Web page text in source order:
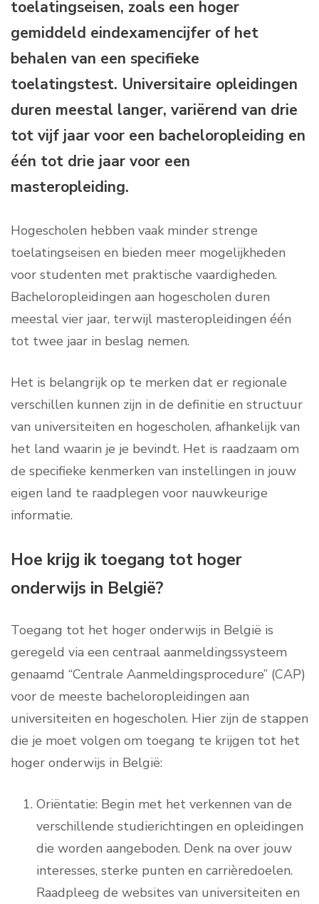
toelatingseisen, zoals een hoger
gemiddeld eindexamencijfer of het
behalen van een specifieke
toelatingstest. Universitaire opleidingen
duren meestal langer, variërend van drie
tot vijf jaar voor een bacheloropleiding en
één tot drie jaar voor een
masteropleiding.
Hogescholen hebben vaak minder strenge
toelatingseisen en bieden meer mogelijkheden
voor studenten met praktische vaardigheden.
Bacheloropleidingen aan hogescholen duren
meestal vier jaar, terwijl masteropleidingen één
tot twee jaar in beslag nemen.
Het is belangrijk op te merken dat er regionale
verschillen kunnen zijn in de definitie en structuur
van universiteiten en hogescholen, afhankelijk van
het land waarin je je bevindt. Het is raadzaam om
de specifieke kenmerken van instellingen in jouw
eigen land te raadplegen voor nauwkeurige
informatie.
Hoe krijg ik toegang tot hoger
onderwijs in België?
Toegang tot het hoger onderwijs in België is
geregeld via een centraal aanmeldingssysteem
genaamd “Centrale Aanmeldingsprocedure” (CAP)
voor de meeste bacheloropleidingen aan
universiteiten en hogescholen. Hier zijn de stappen
die je moet volgen om toegang te krijgen tot het
hoger onderwijs in België:
Oriëntatie: Begin met het verkennen van de
verschillende studierichtingen en opleidingen
die worden aangeboden. Denk na over jouw
interesses, sterke punten en carrièredoelen.
Raadpleeg de websites van universiteiten en